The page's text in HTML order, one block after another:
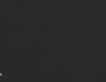
работни места,
и най-